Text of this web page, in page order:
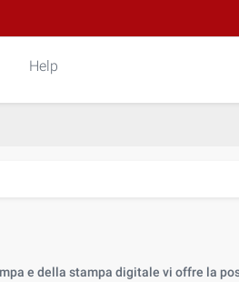
Help
e della stampa digitale vi offre la